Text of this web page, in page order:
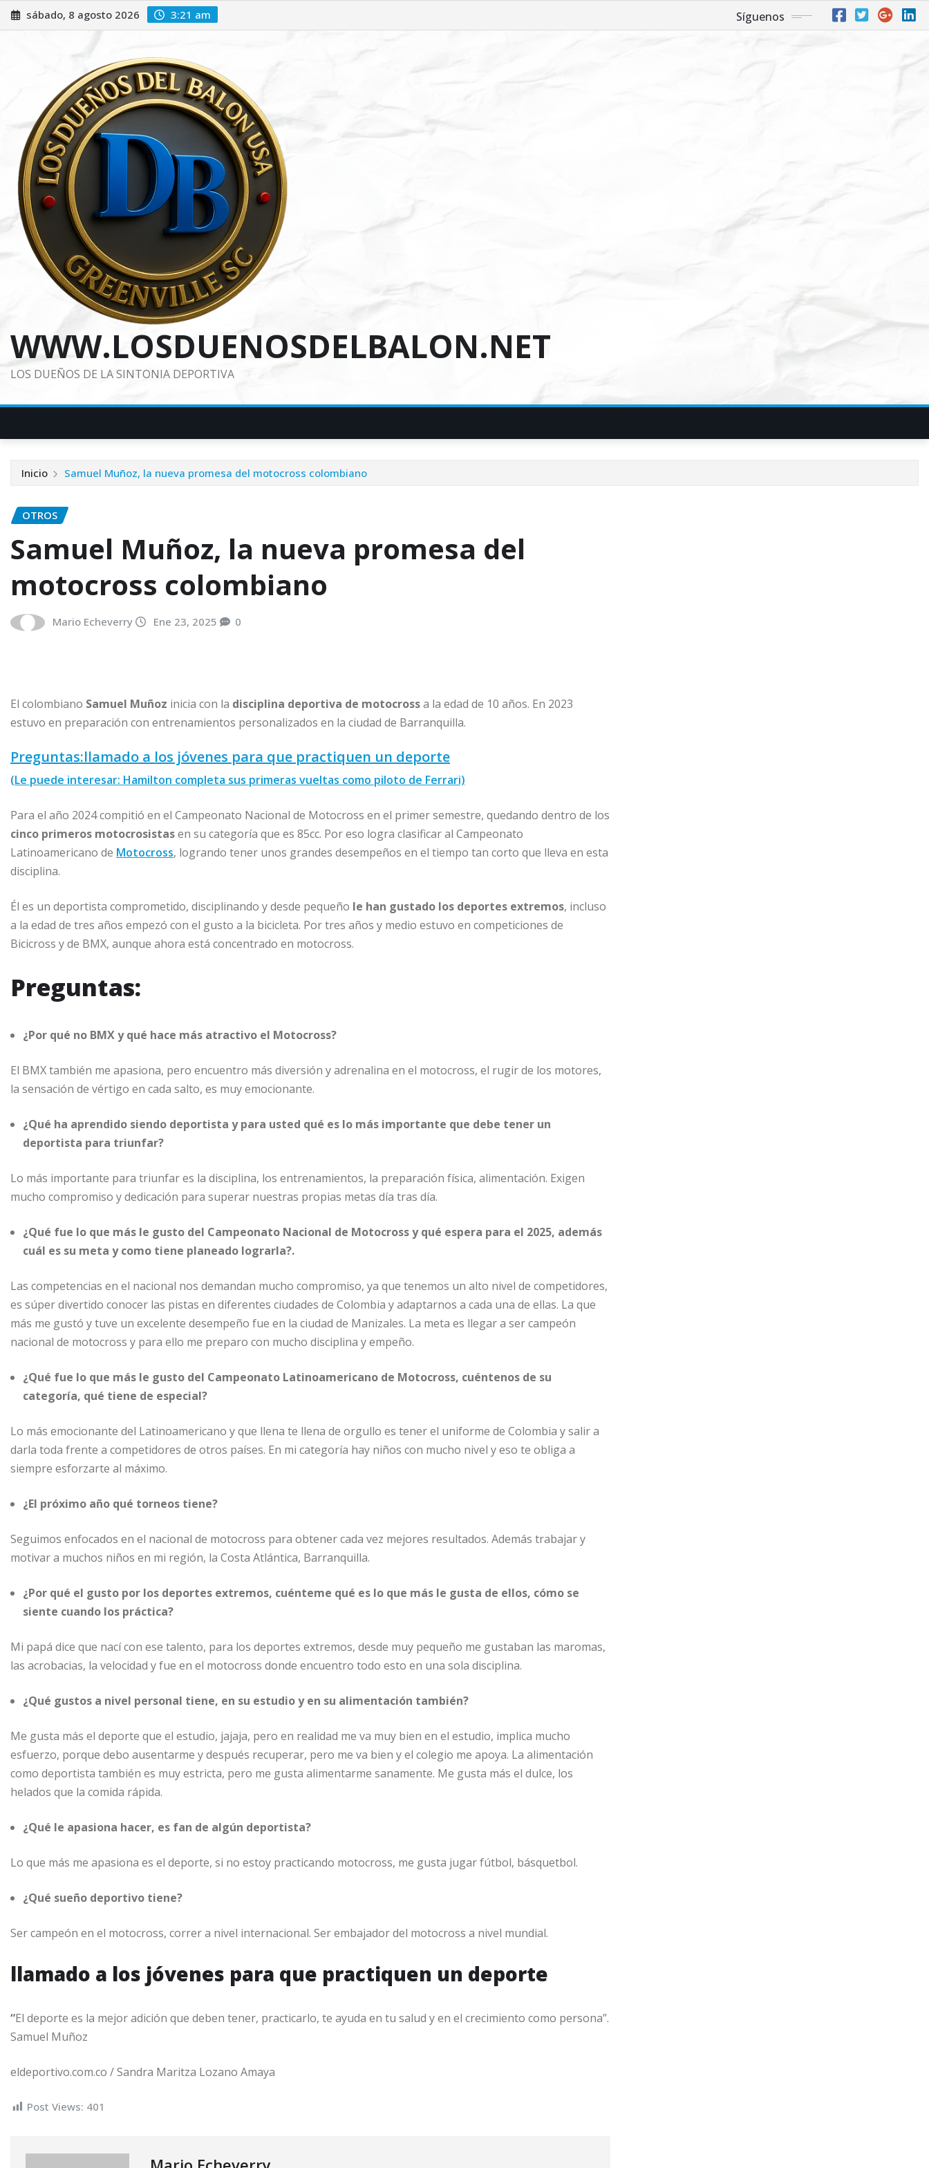
Saltar
al
sábado, 8 agosto 2026 3:21 am Síguenos
WWW.LOSDUENOSDELBALON.NET
LOS DUEÑOS DE LA SINTONIA DEPORTIVA
Inicio Samuel Muñoz, la nueva promesa del motocross colombiano
OTROS
Samuel Muñoz, la nueva promesa del
motocross colombiano
Mario Echeverry Ene 23, 2025 0
El colombiano Samuel Muñoz inicia con la disciplina deportiva de motocrossa la edad de 10 años. En 2023
estuvo en preparación con entrenamientos personalizados en la ciudad de Barranquilla.
Preguntas:llamado a los jóvenes para que practiquen un deporte
(Le puede interesar: Hamilton completa sus primeras vueltas como piloto de Ferrari)
Para el año 2024 compitió en el Campeonato Nacional de Motocross en el primer semestre, quedando dentro de los
cinco primeros motocrosistasen su categoría que es 85cc. Por eso logra clasificar al Campeonato
Latinoamericano de Motocross, logrando tener unos grandes desempeños en el tiempo tan corto que lleva en esta
disciplina.
Él es un deportista comprometido, disciplinando y desde pequeño le han gustado los deportes extremos, incluso
a la edad de tres años empezó con el gusto a la bicicleta. Por tres años y medio estuvo en competiciones de
Bicicross y de BMX, aunque ahora está concentrado en motocross.
Preguntas:
¿Por qué no BMX y qué hace más atractivo el Motocross?
El BMX también me apasiona, pero encuentro más diversión y adrenalina en el motocross, el rugir de los motores,
la sensación de vértigo en cada salto, es muy emocionante.
¿Qué ha aprendido siendo deportista y para usted qué es lo más importante que debe tener un
deportista para triunfar?
Lo más importante para triunfar es la disciplina, los entrenamientos, la preparación física, alimentación. Exigen
mucho compromiso y dedicación para superar nuestras propias metas día tras día.
¿Qué fue lo que más le gusto del Campeonato Nacional de Motocross y qué espera para el 2025, además
cuál es su meta y como tiene planeado lograrla?.
Las competencias en el nacional nos demandan mucho compromiso, ya que tenemos un alto nivel de competidores,
es súper divertido conocer las pistas en diferentes ciudades de Colombia y adaptarnos a cada una de ellas. La que
más me gustó y tuve un excelente desempeño fue en la ciudad de Manizales. La meta es llegar a ser campeón
nacional de motocross y para ello me preparo con mucho disciplina y empeño.
¿Qué fue lo que más le gusto del Campeonato Latinoamericano de Motocross, cuéntenos de su
categoría, qué tiene de especial?
Lo más emocionante del Latinoamericano y que llena te llena de orgullo es tener el uniforme de Colombia y salir a
darla toda frente a competidores de otros países. En mi categoría hay niños con mucho nivel y eso te obliga a
siempre esforzarte al máximo.
¿El próximo año qué torneos tiene?
Seguimos enfocados en el nacional de motocross para obtener cada vez mejores resultados. Además trabajar y
motivar a muchos niños en mi región, la Costa Atlántica, Barranquilla.
¿Por qué el gusto por los deportes extremos, cuénteme qué es lo que más le gusta de ellos, cómo se
siente cuando los práctica?
Mi papá dice que nací con ese talento, para los deportes extremos, desde muy pequeño me gustaban las maromas,
las acrobacias, la velocidad y fue en el motocross donde encuentro todo esto en una sola disciplina.
¿Qué gustos a nivel personal tiene, en su estudio y en su alimentación también?
Me gusta más el deporte que el estudio, jajaja, pero en realidad me va muy bien en el estudio, implica mucho
esfuerzo, porque debo ausentarme y después recuperar, pero me va bien y el colegio me apoya. La alimentación
como deportista también es muy estricta, pero me gusta alimentarme sanamente. Me gusta más el dulce, los
helados que la comida rápida.
¿Qué le apasiona hacer, es fan de algún deportista?
Lo que más me apasiona es el deporte, si no estoy practicando motocross, me gusta jugar fútbol, básquetbol.
¿Qué sueño deportivo tiene?
Ser campeón en el motocross, correr a nivel internacional. Ser embajador del motocross a nivel mundial.
llamado a los jóvenes para que practiquen un deporte
“El deporte es la mejor adición que deben tener, practicarlo, te ayuda en tu salud y en el crecimiento como persona”.
Samuel Muñoz
eldeportivo.com.co / Sandra Maritza Lozano Amaya
Post Views: 401